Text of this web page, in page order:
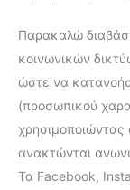
Παρακαλώ
κοινωνικών
ώστε να
(προσωπικού
ανακτώνται
Τα Facebook,